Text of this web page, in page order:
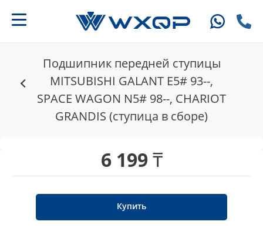
Подшипник передней ступицы
MITSUBISHI GALANT E5# 93--,
SPACE WAGON N5# 98--, CHARIOT
GRANDIS (ступица в сборе)
6 199 ₸
Купить